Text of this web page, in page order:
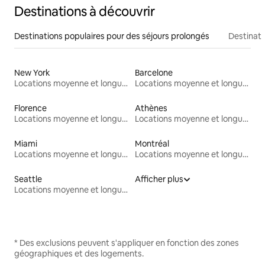
Destinations à découvrir
Destinations populaires pour des séjours prolongés
New York
Locations moyenne et longue durée
Barcelone
Locations moyenne et longue durée
Florence
Locations moyenne et longue durée
Athènes
Locations moyenne et longue durée
Miami
Locations moyenne et longue durée
Montréal
Locations moyenne et longue durée
Seattle
Locations moyenne et longue durée
Afficher plus
* Des exclusions peuvent s'appliquer en fonction des zones
géographiques et des logements.